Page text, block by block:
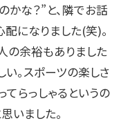
かな？”と、隣でお話
になりました(笑)。
の余裕もありました
。スポーツの楽しさ
てらっしゃるというの
いました。